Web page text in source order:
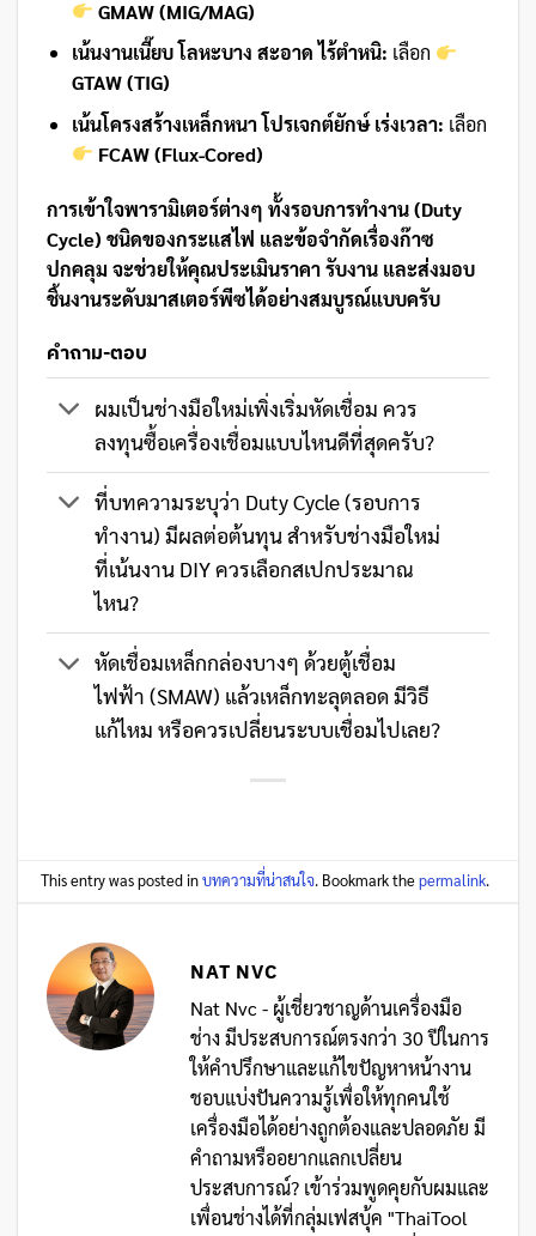
GMAW (MIG/MAG)
เน้นงานเนี๊ยบ โลหะบาง สะอาด ไร้ตำหนิ: เลือก
GTAW (TIG)
เน้นโครงสร้างเหล็กหนา โปรเจกต์ยักษ์ เร่งเวลา: เลือก
FCAW (Flux-Cored)
การเข้าใจพารามิเตอร์ต่างๆ ทั้งรอบการทำงาน (Duty
Cycle) ชนิดของกระแสไฟ และข้อจำกัดเรื่องก๊าซ
ปกคลุม จะช่วยให้คุณประเมินราคา รับงาน และส่งมอบ
ชิ้นงานระดับมาสเตอร์พีซได้อย่างสมบูรณ์แบบครับ
คำถาม-ตอบ
ผมเป็นช่างมือใหม่เพิ่งเริ่มหัดเชื่อม ควร
ลงทุนซื้อเครื่องเชื่อมแบบไหนดีที่สุดครับ?
ที่บทความระบุว่า Duty Cycle (รอบการ
ทำงาน) มีผลต่อต้นทุน สำหรับช่างมือใหม่
ที่เน้นงาน DIY ควรเลือกสเปกประมาณ
ไหน?
หัดเชื่อมเหล็กกล่องบางๆ ด้วยตู้เชื่อม
ไฟฟ้า (SMAW) แล้วเหล็กทะลุตลอด มีวิธี
แก้ไหม หรือควรเปลี่ยนระบบเชื่อมไปเลย?
This entry was posted inบทความที่น่าสนใจ. Bookmark thepermalink.
NAT NVC
Nat Nvc - ผู้เชี่ยวชาญด้านเครื่องมือ
ช่าง มีประสบการณ์ตรงกว่า 30 ปีในการ
ให้คำปรึกษาและแก้ไขปัญหาหน้างาน
ชอบแบ่งปันความรู้เพื่อให้ทุกคนใช้
เครื่องมือได้อย่างถูกต้องและปลอดภัย มี
คำถามหรืออยากแลกเปลี่ยน
ประสบการณ์? เข้าร่วมพูดคุยกับผมและ
เพื่อนช่างได้ที่กลุ่มเฟสบุ้ค "ThaiTool